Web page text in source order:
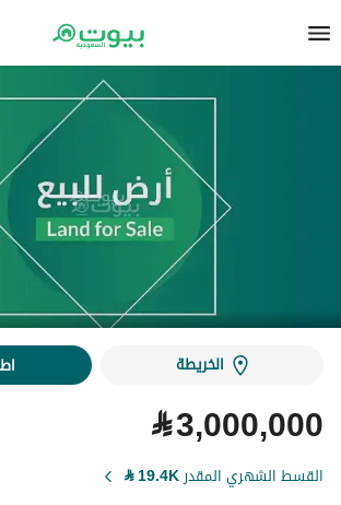
الخريطة
⃁3,000,000
القسط الشهري المقدر19.4K
⃁